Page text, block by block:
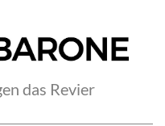
das Revier